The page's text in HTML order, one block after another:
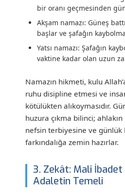
bir oranı geçmesinden
Akşam namazı: Güneş
başlar ve şafağın
Yatsı namazı: Şafağın
vaktine kadar olan uzun
Namazın hikmeti, kulu
ruhu disipline etmesi ve
kötülükten alıkoymasıdır.
huzura çıkma bilinci;
nefsin terbiyesine ve
farkındalığa zemin hazırlar.
3. Zekât: Mali
Adaletin Temeli